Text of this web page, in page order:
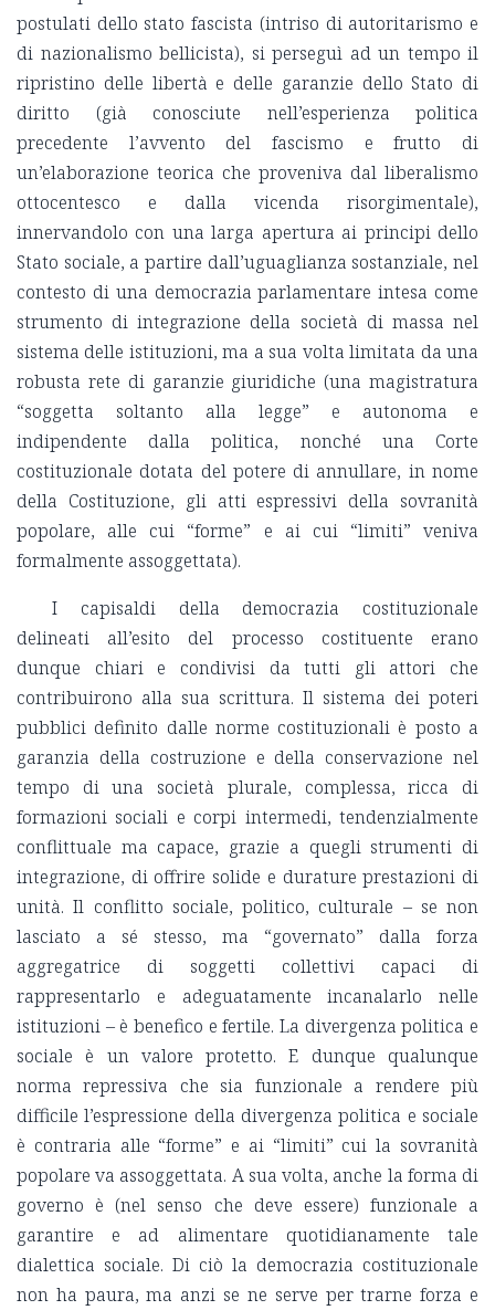
postulati dello stato fascista (intriso di autoritarismo e
di nazionalismo bellicista), si perseguì ad un tempo il
ripristino delle libertà e delle garanzie dello Stato di
diritto (già conosciute nell’esperienza politica
precedente l’avvento del fascismo e frutto di
un’elaborazione teorica che proveniva dal liberalismo
ottocentesco e dalla vicenda risorgimentale),
innervandolo con una larga apertura ai principi dello
Stato sociale, a partire dall’uguaglianza sostanziale, nel
contesto di una democrazia parlamentare intesa come
strumento di integrazione della società di massa nel
sistema delle istituzioni, ma a sua volta limitata da una
robusta rete di garanzie giuridiche (una magistratura
“soggetta soltanto alla legge” e autonoma e
indipendente dalla politica, nonché una Corte
costituzionale dotata del potere di annullare, in nome
della Costituzione, gli atti espressivi della sovranità
popolare, alle cui “forme” e ai cui “limiti” veniva
formalmente assoggettata).
I capisaldi della democrazia costituzionale
delineati all’esito del processo costituente erano
dunque chiari e condivisi da tutti gli attori che
contribuirono alla sua scrittura. Il sistema dei poteri
pubblici definito dalle norme costituzionali è posto a
garanzia della costruzione e della conservazione nel
tempo di una società plurale, complessa, ricca di
formazioni sociali e corpi intermedi, tendenzialmente
conflittuale ma capace, grazie a quegli strumenti di
integrazione, di offrire solide e durature prestazioni di
unità. Il conflitto sociale, politico, culturale – se non
lasciato a sé stesso, ma “governato” dalla forza
aggregatrice di soggetti collettivi capaci di
rappresentarlo e adeguatamente incanalarlo nelle
istituzioni – è benefico e fertile. La divergenza politica e
sociale è un valore protetto. E dunque qualunque
norma repressiva che sia funzionale a rendere più
difficile l’espressione della divergenza politica e sociale
è contraria alle “forme” e ai “limiti” cui la sovranità
popolare va assoggettata. A sua volta, anche la forma di
governo è (nel senso che deve essere) funzionale a
garantire e ad alimentare quotidianamente tale
dialettica sociale. Di ciò la democrazia costituzionale
non ha paura, ma anzi se ne serve per trarne forza e